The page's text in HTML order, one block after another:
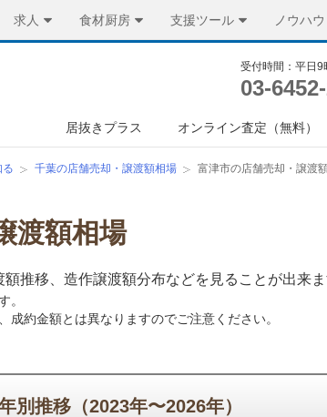
求人 食材厨房 支援ツール ノウハウ
受付時間：平日9
03-
居抜きプラス オンライン査定（無料）
る 千葉の店舗売却・譲渡額相場 富津市の店舗売却・譲渡
渡額相場
推移、造作譲渡額分布などを見ることが出来ま
。
約金額とは異なりますのでご注意ください。
別推移（2023年〜2026年）